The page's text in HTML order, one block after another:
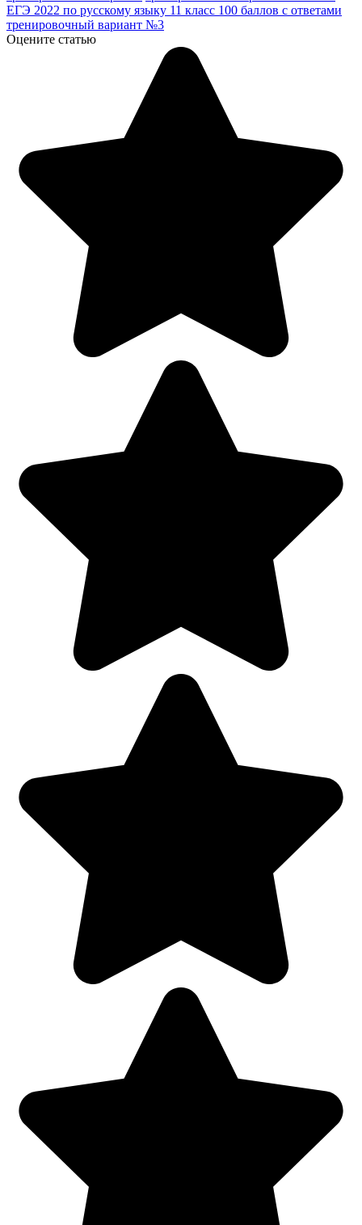
ЕГЭ 2022 по русскому языку 11 класс 100 баллов с ответами
тренировочный вариант №3
Оцените статью